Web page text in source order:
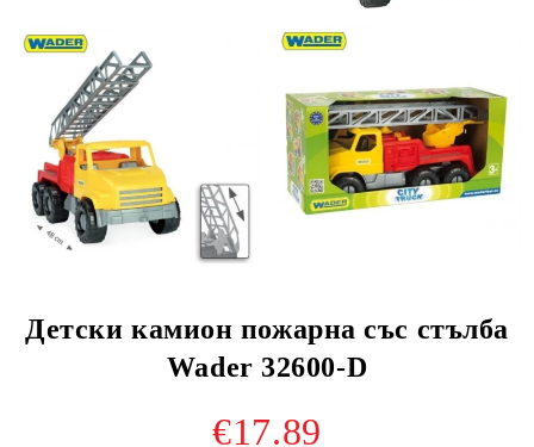
Детски камион пожарна със стълба
Wader 32600-D
€17.89